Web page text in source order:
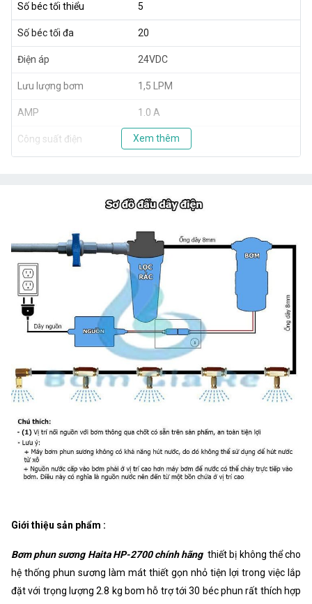
Số béc tối thiểu 5
Số béc tối đa 20
Điện áp 24VDC
Lưu lượng bơm 1,5 LPM
AMP 1.0 A
Công suất điện 40W
Xem thêm
Giới thiệu sản phẩm :
Bơm phun sương Haita HP-2700 chính hãng thiết bị không thể cho
hệ thống phun sương làm mát thiết gọn nhỏ tiện lợi trong việc lắp
đặt với trọng lượng 2.8 kg bom hỗ trợ tới 30 béc phun rất thích hợp